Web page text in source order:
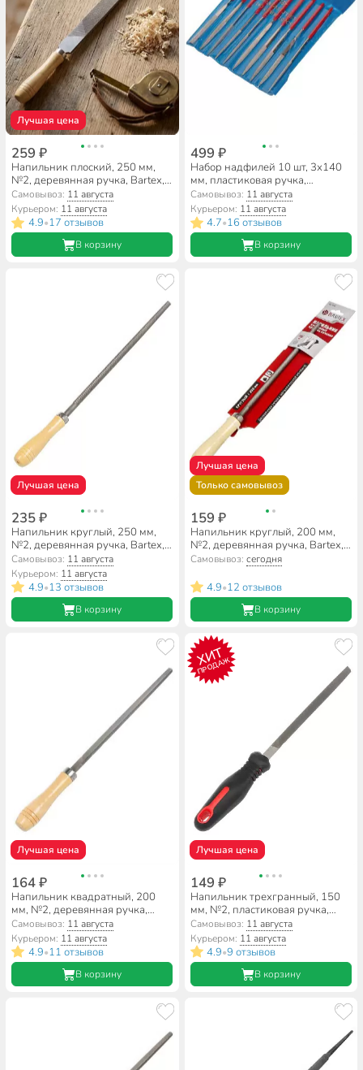
Лучшая цена
259 ₽
Напильник плоский, 250 мм,
№2, деревянная ручка, Bartex,
12020
Самовывоз: 11 августа
Курьером: 11 августа
4.9•17 отзывов
В корзину
499 ₽
Набор надфилей 10 шт, 3х140
мм, пластиковая ручка,
SPE13764-2
Самовывоз: 11 августа
Курьером: 11 августа
4.7•16 отзывов
В корзину
Лучшая цена
235 ₽
Напильник круглый, 250 мм,
№2, деревянная ручка, Bartex,
12010
Самовывоз: 11 августа
Курьером: 11 августа
4.9•13 отзывов
В корзину
Лучшая цена
Только самовывоз
159 ₽
Напильник круглый, 200 мм,
№2, деревянная ручка, Bartex,
12009
Самовывоз: сегодня
4.9•12 отзывов
В корзину
Лучшая цена
164 ₽
Напильник квадратный, 200
мм, №2, деревянная ручка,
Bartex, 12002
Самовывоз: 11 августа
Курьером: 11 августа
4.9•11 отзывов
В корзину
ХИТ
ПРОДАЖ
Лучшая цена
149 ₽
Напильник трехгранный, 150
мм, №2, пластиковая ручка,
Bartex, 12025
Самовывоз: 11 августа
Курьером: 11 августа
4.9•9 отзывов
В корзину